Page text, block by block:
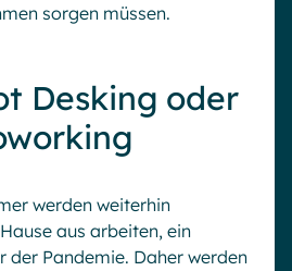
sorgen müssen.
Desking oder
werden weiterhin
aus arbeiten, ein
der Pandemie. Daher werden